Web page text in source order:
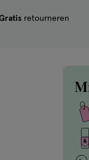
retourneren